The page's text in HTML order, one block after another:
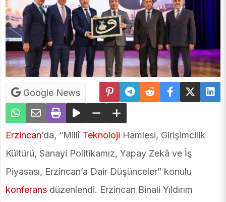
Google News
Erzincan’da, “Millî Teknoloji Hamlesi, Girişimcilik
Kültürü, Sanayi Politikamız, Yapay Zekâ ve İş
Piyasası, Erzincan’a Dair Düşünceler” konulu
konferans düzenlendi. Erzincan Binali Yıldırım